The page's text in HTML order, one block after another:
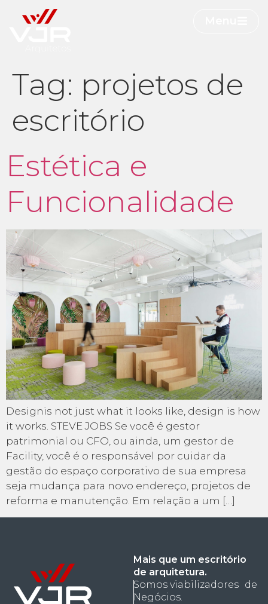
Tag: projetos de
escritório
Estética e
Funcionalidade
Designis not just what it looks like, design is how
it works. STEVE JOBS Se você é gestor
patrimonial ou CFO, ou ainda, um gestor de
Facility, você é o responsável por cuidar da
gestão do espaço corporativo de sua empresa
seja mudança para novo endereço, projetos de
reforma e manutenção. Em relação a um […]
Mais que um escritório
de arquitetura.
Somos viabilizadores de
Negócios.